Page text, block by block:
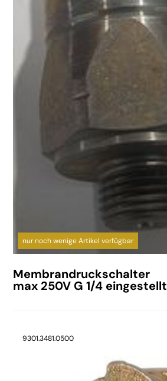
nur noch wenige Artikel verfügbar
Membrandruckschalter
max 250V G 1/4 eingestellt
9301.3481.0500